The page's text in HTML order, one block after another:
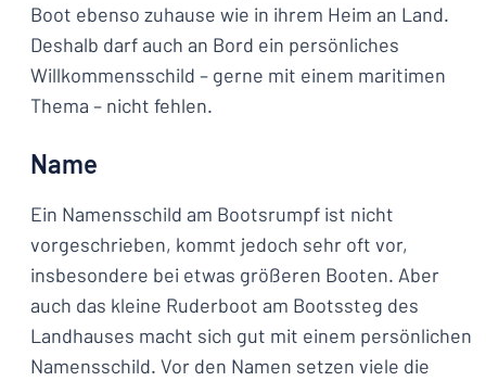
Boot ebenso zuhause wie in ihrem Heim an Land.
Deshalb darf auch an Bord ein persönliches
Willkommensschild – gerne mit einem maritimen
Thema – nicht fehlen.
Name
Ein Namensschild am Bootsrumpf ist nicht
vorgeschrieben, kommt jedoch sehr oft vor,
insbesondere bei etwas größeren Booten. Aber
auch das kleine Ruderboot am Bootssteg des
Landhauses macht sich gut mit einem persönlichen
Namensschild. Vor den Namen setzen viele die